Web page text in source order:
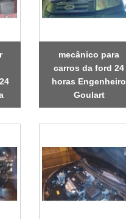
mecânico para
carros da ford 24
horas Engenheiro
Goulart